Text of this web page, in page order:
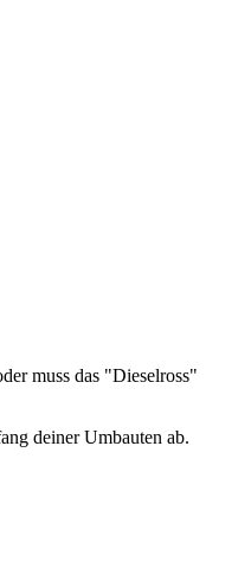
muss das "Dieselross"
deiner Umbauten ab.